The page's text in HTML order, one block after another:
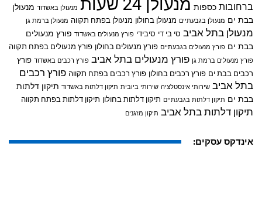
ברחובות כספות מנעולן 24 שעות מנעולן באשדוד מנעולן
בבת ים מנעולן בגבעתיים מנעולן בחולון מנעולן בפתח תקווה מנעולן ברמת גן
מנעולן בתל אביב סי בי די סיבידי פורץ מנעולים באשדוד פורץ מנעולים
בבת ים פורץ מנעולים בגבעתיים פורץ מנעולים בחולון פורץ מנעולים בפתח תקווה
פורץ מנעולים ברמת גן פורץ מנעולים בתל אביב פורץ רכבים באשדוד פורץ
רכבים בבת ים פורץ רכבים בחולון פורץ רכבים בפתח תקווה פורץ רכבים
בתל אביב שירותי אינסטלציה שירותי ביובית תיקון דלתות באשדוד תיקון דלתות
בבת ים תיקון דלתות בגבעתיים תיקון דלתות בחולון תיקון דלתות בפתח תקווה
תיקון דלתות בתל אביב תיקון מזגנים
אינדקס עסקים: